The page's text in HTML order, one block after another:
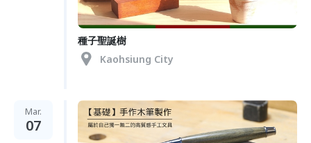
種子聖誕樹
Kaohsiung City
Mar.
07